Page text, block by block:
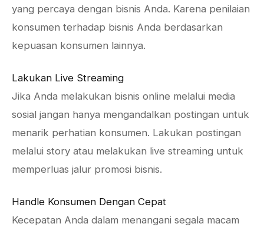
yang percaya dengan bisnis Anda. Karena penilaian
konsumen terhadap bisnis Anda berdasarkan
kepuasan konsumen lainnya.
Lakukan Live Streaming
Jika Anda melakukan bisnis online melalui media
sosial jangan hanya mengandalkan postingan untuk
menarik perhatian konsumen. Lakukan postingan
melalui story atau melakukan live streaming untuk
memperluas jalur promosi bisnis.
Handle Konsumen Dengan Cepat
Kecepatan Anda dalam menangani segala macam